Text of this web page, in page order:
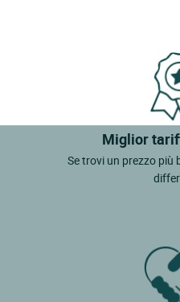
Miglior
Se trovi un prezzo più